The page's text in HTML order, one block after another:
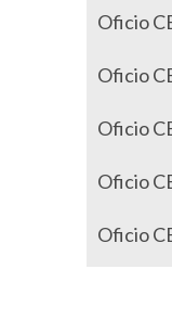
Oficio
Oficio
Oficio
Oficio
Oficio